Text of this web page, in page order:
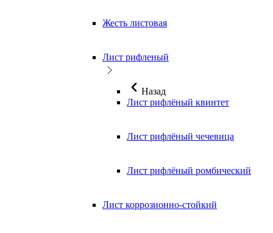
Жесть листовая
Лист рифленый
Назад
Лист рифлёный квинтет
Лист рифлёный чечевица
Лист рифлёный ромбический
Лист коррозионно-стойкий